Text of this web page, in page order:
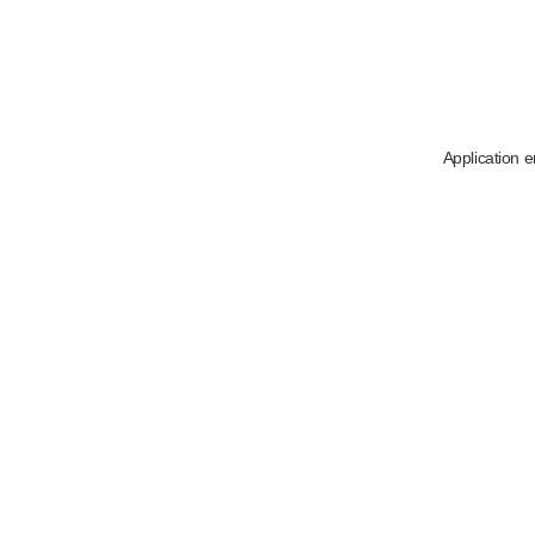
Application